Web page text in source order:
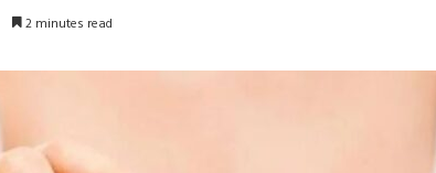
2 minutes read